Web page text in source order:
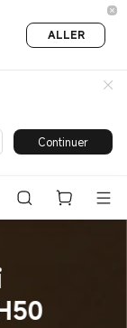
ALLER
Continuer
|